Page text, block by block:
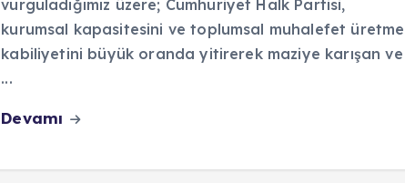
vurguladığımız üzere; Cumhuriyet Halk Partisi,
kurumsal kapasitesini ve toplumsal muhalefet üretme
kabiliyetini büyük oranda yitirerek maziye karışan ve
...
Devamı